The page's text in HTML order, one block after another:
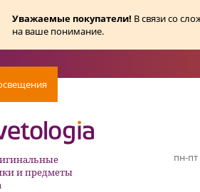
Уважаемые покупатели! В связи со
на ваше понимание.
и предметы
пн-пт